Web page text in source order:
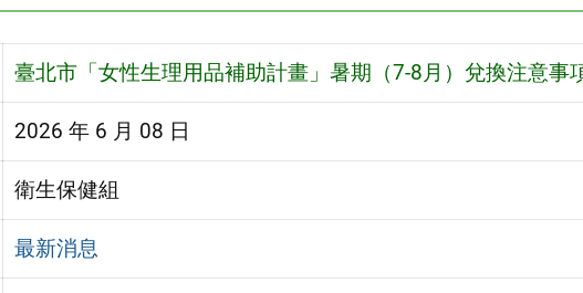
臺北市「女性生理用品補助計畫」暑期（7-8月）兌換注意事
2026 年 6 月 08 日
衛生保健組
最新消息